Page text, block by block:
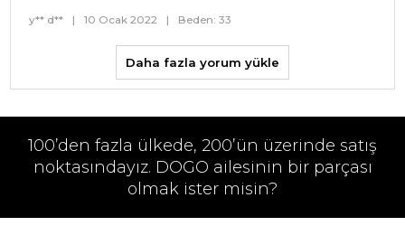
y** d** | 10 Ocak 2022 | Beden: 33
Daha fazla yorum yükle
100’den fazla ülkede, 200’ün üzerinde satış
noktasındayız. DOGO ailesinin bir parçası
olmak ister misin?